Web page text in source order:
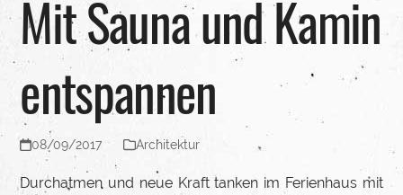
Mit Sauna und Kamin
entspannen
08/09/2017 Architektur
Durchatmen und neue Kraft tanken im Ferienhaus mit